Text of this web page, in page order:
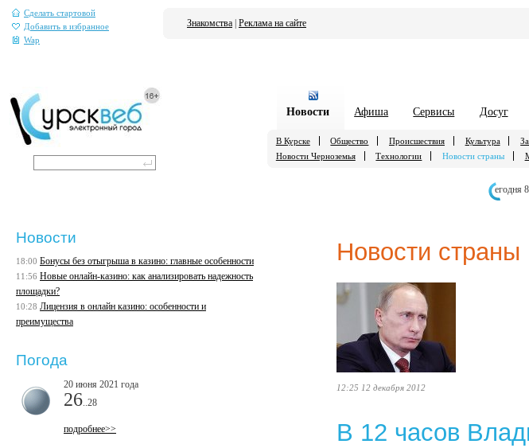
Сделать стартовой
Добавить в избранное
Wap
Знакомства Реклама на сайте
Новости Афиша Сервисы Досуг
В Курске Общество Происшествия Культура
Новости Черноземья
Технологии Новости страны
егодня
Новости страны
12:25 12 декабря 2012
В 12 часов
Новости
18:00 Бонусы без отыгрыша в казино: главные особенности
11:56 Новые онлайн-казино: как анализировать надежность
площадки?
10:28 Лицензия в онлайн казино: особенности и
преимущества
Погода
20 июня 2021 года
26 ..28
подробнее>>